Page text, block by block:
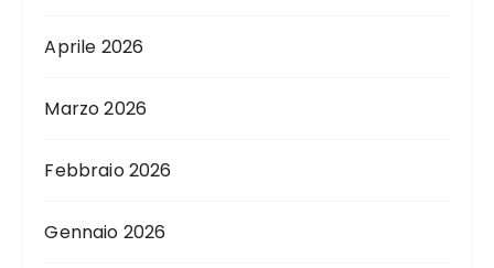
Aprile 2026
Marzo 2026
Febbraio 2026
Gennaio 2026